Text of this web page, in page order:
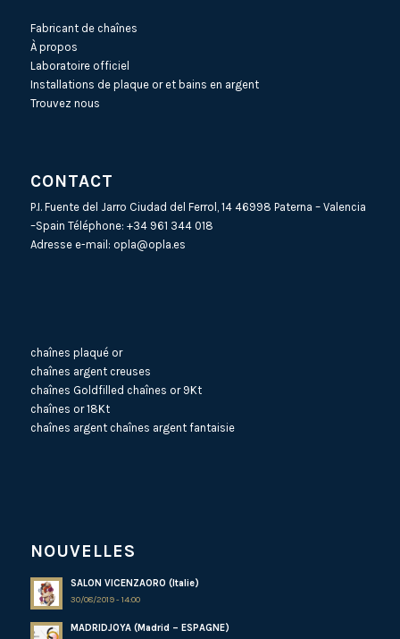
Fabricant de chaînes
À propos
Laboratoire officiel
Installations de plaque or et bains en argent
Trouvez nous
CONTACT
P.I. Fuente del Jarro Ciudad del Ferrol, 14 46998 Paterna – Valencia
–Spain Téléphone: +34 961 344 018
Adresse e-mail: opla@opla.es
chaînes plaqué or
chaînes argent creuses
chaînes Goldfilled chaînes or 9Kt
chaînes or 18Kt
chaînes argent chaînes argent fantaisie
NOUVELLES
SALON VICENZAORO (Italie)
30/08/2019 - 14:00
MADRIDJOYA (Madrid – ESPAGNE)